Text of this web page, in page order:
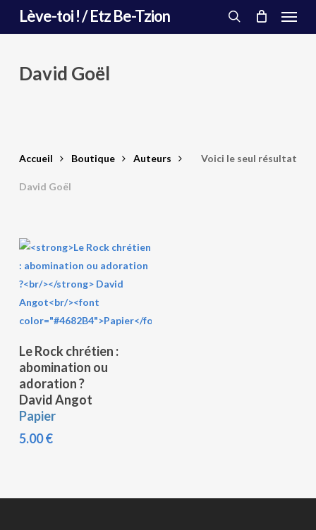
Lève-toi ! / Etz Be-Tzion
search
Menu
David Goël
Voici le seul résultat
Accueil Boutique Auteurs
David Goël
Ajouter Au Panier
Le Rock chrétien :
abomination ou
adoration ?
David Angot
Papier
5.00€